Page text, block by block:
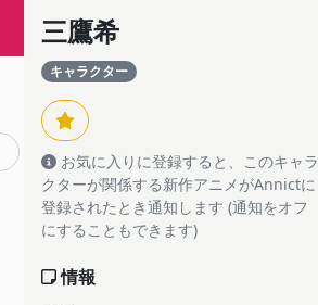
三鷹希
キャラクター
お気に入りに登録すると、このキャラ
クターが関係する新作アニメがAnnictに
登録されたとき通知します (通知をオフ
にすることもできます)
情報